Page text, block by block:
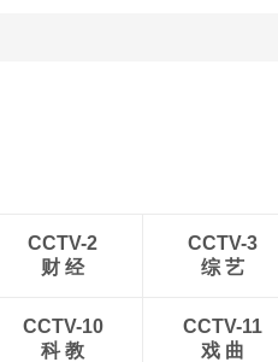
CCTV-2
财 经
CCTV-3
综 艺
CCTV-10
科 教
CCTV-11
戏 曲